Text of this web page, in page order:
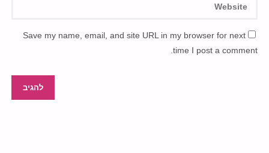
Save my name, email, and site URL in my browser for next
time I post a comment.